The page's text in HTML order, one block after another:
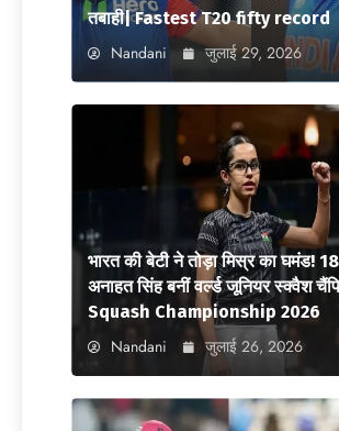
तबाही| Fastest T20 fifty record
Nandani जुलाई 29, 2026
भारत की बेटी ने तोड़ा मिस्र का घमंड!
अनाहत सिंह बनीं वर्ल्ड जूनियर स्क्वैश
Squash Championship 2026
Nandani जुलाई 26, 2026